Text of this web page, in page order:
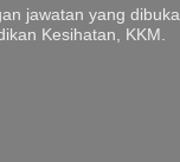
jawatan yang dibuka
Kesihatan, KKM.